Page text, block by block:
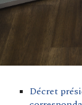
Décret